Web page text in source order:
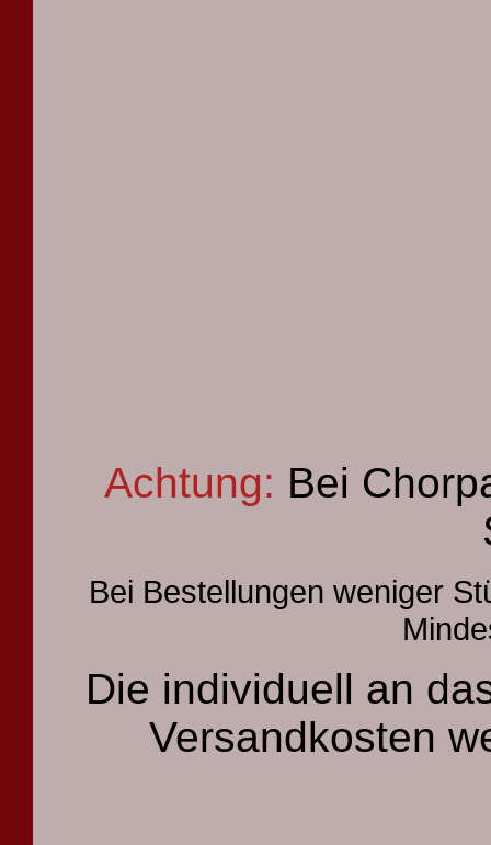
Achtung: Bei
Bei Bestellungen weniger
Die individuell an
Versandkosten